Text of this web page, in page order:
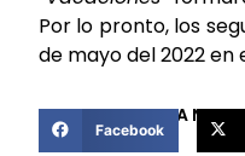
Por lo pronto, los
de mayo del 2022 en
COMPARTIR ESTA
Facebook